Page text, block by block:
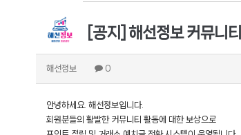
[공지] 해선정보 커뮤니
해선정보 0
안녕하세요. 해선정보입니다.
회원분들의 활발한 커뮤니티 활동에 대한 보상으로